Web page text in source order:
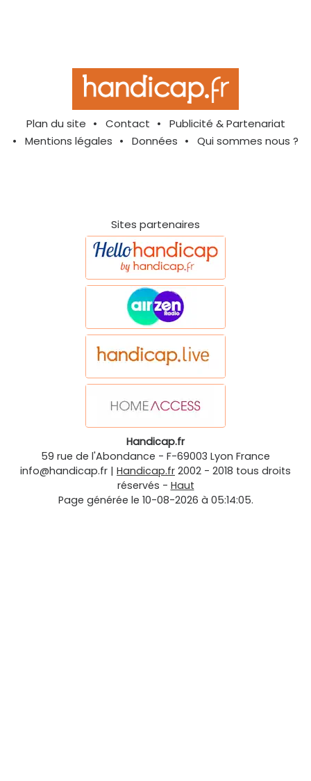
Plan du site Contact
Publicité & Partenariat
Mentions légales
Données Qui sommes nous ?
Sites partenaires
Handicap.fr
59 rue de l'Abondance - F-69003 Lyon France
info@handicap.fr | Handicap.fr 2002 - 2018 tous droits
réservés - Haut
Page générée le 10-08-2026 à 05:14:05.